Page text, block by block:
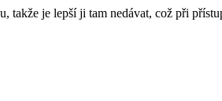
takže je lepší ji tam nedávat, což při